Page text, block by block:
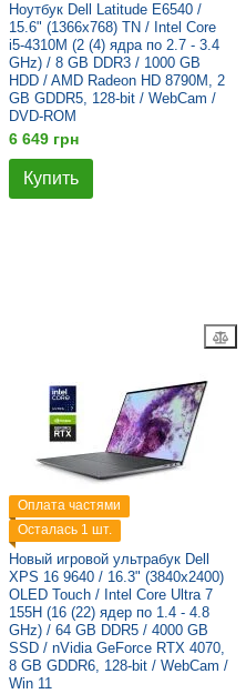
Ноутбук Dell Latitude E6540 /
15.6" (1366x768) TN / Intel Core
i5-4310M (2 (4) ядра по 2.7 - 3.4
GHz) / 8 GB DDR3 / 1000 GB
HDD / AMD Radeon HD 8790M, 2
GB GDDR5, 128-bit / WebCam /
DVD-ROM
6 649 грн
Купить
Оплата частями
Осталась 1 шт.
Новый игровой ультрабук Dell
XPS 16 9640 / 16.3" (3840x2400)
OLED Touch / Intel Core Ultra 7
155H (16 (22) ядер по 1.4 - 4.8
GHz) / 64 GB DDR5 / 4000 GB
SSD / nVidia GeForce RTX 4070,
8 GB GDDR6, 128-bit / WebCam /
Win 11